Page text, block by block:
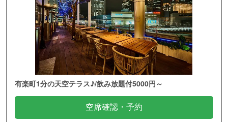
有楽町1分の天空テラス♪/飲み放題付5000円～
空席確認・予約